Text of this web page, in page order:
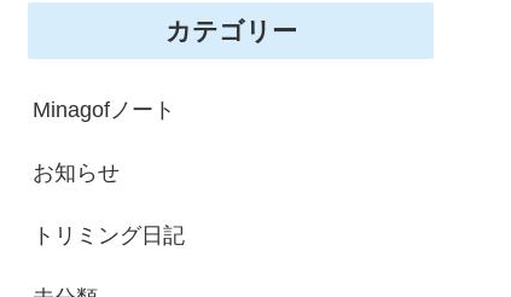
カテゴリー
Minagofノート
お知らせ
トリミング日記